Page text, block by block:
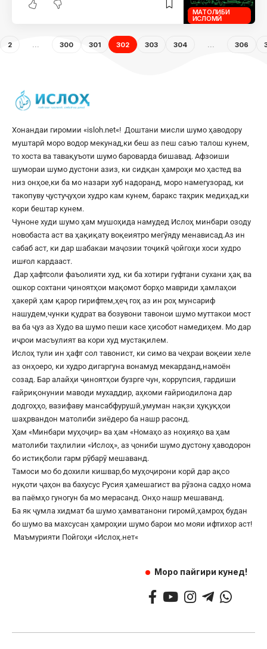
МАТОЛИБИ
ИСЛОМӢ
2 300 301 302 303 304 306
Хонандаи гиромии «isloh.net«! Доштани мисли шумо ҳаводору
муштарӣ моро водор мекунад,ки беш аз пеш саъю талош кунем,
то хоста ва тавақуъоти шумо бароварда бишавад. Афзоиши
шумораи шумо дустони азиз, ки сидқан ҳамроҳи мо ҳастед ва
низ онҳое,ки ба мо назари хуб надоранд, моро намегузорад, ки
такопуву ҷустуҷуҳои худро кам кунем, баракс таҳрик медиҳад,ки
кори бештар кунем.
Чуноне худи шумо ҳам мушоҳида намудед Ислоҳ минбари озоду
новобаста аст ва ҳақиқату воқеиятро мегӯяду менависад.Аз ин
сабаб аст, ки дар шабакаи маҷозии тоҷикӣ ҷойгоҳи хоси худро
ишғол кардааст.
Дар ҳафтсоли фаъолияти худ, ки ба хотири гуфтани сухани ҳақ ва
ошкор сохтани ҷиноятҳои мақомот борҳо мавриди ҳамлаҳои
ҳакерӣ ҳам қарор гирифтем,ҳеҷ гоҳ аз ин роҳ мунсариф
нашудем,чунки қудрат ва бозувони тавонои шумо муттакои мост
ва ба ҷуз аз Худо ва шумо пеши касе ҳисобот намедиҳем. Мо дар
иҷрои масъулият ва кори худ мустақилем.
Ислоҳ тули ин ҳафт сол тавонист, ки симо ва чеҳраи воқеии хеле
аз онҳоеро, ки худро дигаргуна вонамуд мекарданд,намоён
созад. Бар алайҳи ҷиноятҳои бузрге чун, коррупсия, гардиши
ғайриқонунии маводи мухаддир, аҳкоми ғайриодилона дар
додгоҳҳо, вазифаву мансабфурушӣ,умуман нақзи ҳуқуқҳои
шаҳрвандон матолиби зиёдеро ба нашр расонд.
Ҳам «Минбари муҳоҷир» ва ҳам «Номаҳо аз ноҳияҳо ва ҳам
матолиби таҳлилии «Ислоҳ», аз ҷониби шумо дустону ҳаводорон
бо истиқболи гарм рӯбарӯ мешаванд.
Тамоси мо бо дохили кишвар,бо муҳоҷирони корӣ дар ақсо
нуқоти ҷаҳон ва бахусус Русия ҳамешагист ва рӯзона садҳо нома
ва паёмҳо гуногун ба мо мерасанд. Онҳо нашр мешаванд.
Ба як ҷумла хидмат ба шумо ҳамватанони гиромӣ,ҳамроҳ будан
бо шумо ва махсусан ҳамроҳии шумо барои мо мояи ифтихор аст!
Маъмурияти Пойгоҳи «Ислоҳ.нет«
Моро пайгири кунед!